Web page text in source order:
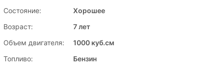
Состояние:
Хорошее
Возраст:
7 лет
Объем двигателя:
1000 куб.см
Топливо:
Бензин